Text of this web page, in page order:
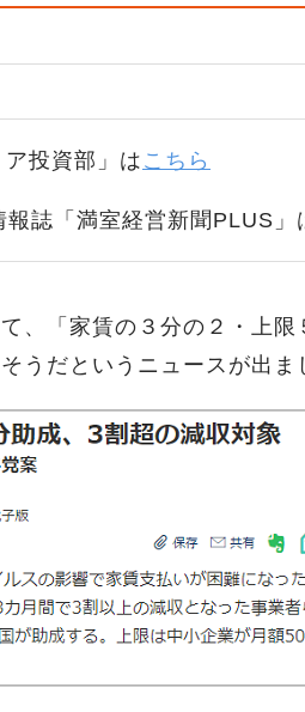
投資部」は こちら
誌「満室経営新聞PLUS」
、「家賃の３分の２・上限
うだというニュースが出ま